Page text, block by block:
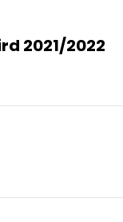
2021/2022